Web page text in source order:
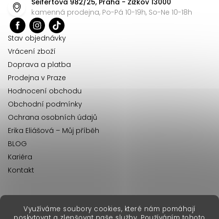
Využíváme soubory cookies, které nám pomáhají
kamenná prodejna, Po-Pá 10-19h, So-Ne 10-18h
Stav objednávky
Vrácení zboží
Doprava a platba
Prodejna v Praze
Hodnocení obchodu
Obchodní podmínky
Ochrana osobních údajů
Erika Eliášová – Můj příběh
BLOG
Kariéra
Kontakt
erikafashion.sk